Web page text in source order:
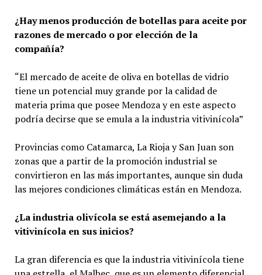
¿Hay menos producción de botellas para aceite por
razones de mercado o por elección de la
compañía?
“El mercado de aceite de oliva en botellas de vidrio
tiene un potencial muy grande por la calidad de
materia prima que posee Mendoza y en este aspecto
podría decirse que se emula a la industria vitivinícola”
Provincias como Catamarca, La Rioja y San Juan son
zonas que a partir de la promoción industrial se
convirtieron en las más importantes, aunque sin duda
las mejores condiciones climáticas están en Mendoza.
¿La industria olivícola se está asemejando a la
vitivinícola en sus inicios?
La gran diferencia es que la industria vitivinícola tiene